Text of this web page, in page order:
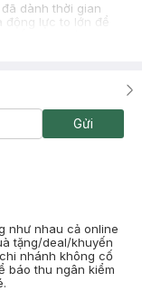
dành thời gian
động lực to lớn để
lượng dịch vụ.
mũi, cằm và
mình mua tuýp
thì da mình trộm
tróc.
da được )
đã dành thời gian
động lực to lớn để
lượng dịch vụ.
Gửi
như nhau cả online
tặng/deal/khuyến
nhánh không cố
báo thu ngân kiểm